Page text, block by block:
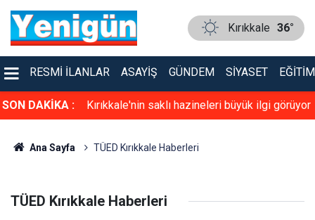
Kırıkkale 36°
RESMI İLANLAR ASAYIŞ GÜNDEM SIYASET EĞITIM
SON DAKİKA : Kırıkkale'nin saklı hazineleri büyük ilgi görüyor
Ana Sayfa TÜED Kırıkkale Haberleri
TÜED Kırıkkale Haberleri